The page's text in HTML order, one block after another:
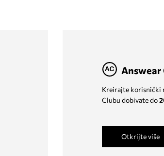
Answear
Kreirajte korisnički
Clubu dobivate do
Otkrijte više